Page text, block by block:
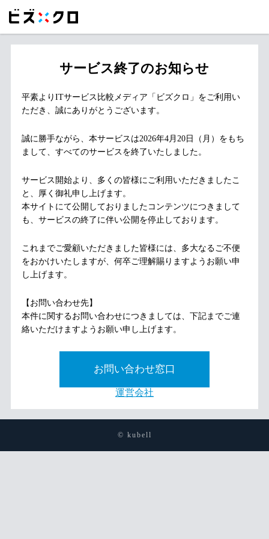
サービス終了のお知らせ
平素よりITサービス比較メディア「ビズクロ」をご利用い
ただき、誠にありがとうございます。
誠に勝手ながら、本サービスは2026年4月20日（月）をもち
まして、すべてのサービスを終了いたしました。
サービス開始より、多くの皆様にご利用いただきましたこ
と、厚く御礼申し上げます。
本サイトにて公開しておりましたコンテンツにつきまして
も、サービスの終了に伴い公開を停止しております。
これまでご愛顧いただきました皆様には、多大なるご不便
をおかけいたしますが、何卒ご理解賜りますようお願い申
し上げます。
【お問い合わせ先】
本件に関するお問い合わせにつきましては、下記までご連
絡いただけますようお願い申し上げます。
お問い合わせ窓口
運営会社
© kubell